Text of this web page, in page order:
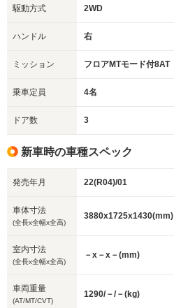
駆動方式 2WD
ハンドル 右
ミッション フロアMTモード付8AT
乗車定員 4名
ドア数 3
新車時の車種スペック
発売年月 22(R04)/01
車体寸法
(全長x全幅x全高)
3880x1725x1430(mm)
室内寸法
(全長x全幅x全高)
－x－x－(mm)
車両重量
(AT/MT/CVT)
1290/－/－(kg)